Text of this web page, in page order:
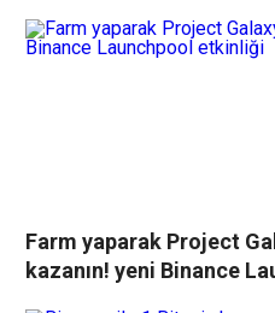
Farm yaparak Project
kazanın! yeni Binance